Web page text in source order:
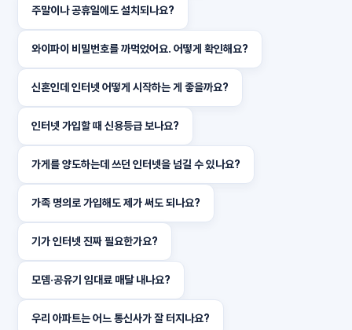
주말이나 공휴일에도 설치되나요?
와이파이 비밀번호를 까먹었어요. 어떻게 확인해요?
신혼인데 인터넷 어떻게 시작하는 게 좋을까요?
인터넷 가입할 때 신용등급 보나요?
가게를 양도하는데 쓰던 인터넷을 넘길 수 있나요?
가족 명의로 가입해도 제가 써도 되나요?
기가 인터넷 진짜 필요한가요?
모뎀·공유기 임대료 매달 내나요?
우리 아파트는 어느 통신사가 잘 터지나요?